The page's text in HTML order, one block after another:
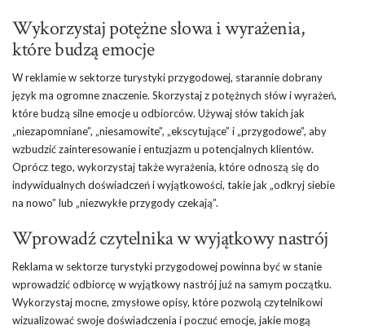
Wykorzystaj potężne słowa i wyrażenia,
które budzą emocje
W reklamie w sektorze turystyki przygodowej, starannie dobrany
język ma ogromne znaczenie. Skorzystaj z potężnych słów i wyrażeń,
które budzą silne emocje u odbiorców. Używaj słów takich jak
„niezapomniane”, „niesamowite”, „ekscytujące” i „przygodowe”, aby
wzbudzić zainteresowanie i entuzjazm u potencjalnych klientów.
Oprócz tego, wykorzystaj także wyrażenia, które odnoszą się do
indywidualnych doświadczeń i wyjątkowości, takie jak „odkryj siebie
na nowo” lub „niezwykłe przygody czekają”.
Wprowadź czytelnika w wyjątkowy nastrój
Reklama w sektorze turystyki przygodowej powinna być w stanie
wprowadzić odbiorcę w wyjątkowy nastrój już na samym początku.
Wykorzystaj mocne, zmysłowe opisy, które pozwolą czytelnikowi
wizualizować swoje doświadczenia i poczuć emocje, jakie mogą